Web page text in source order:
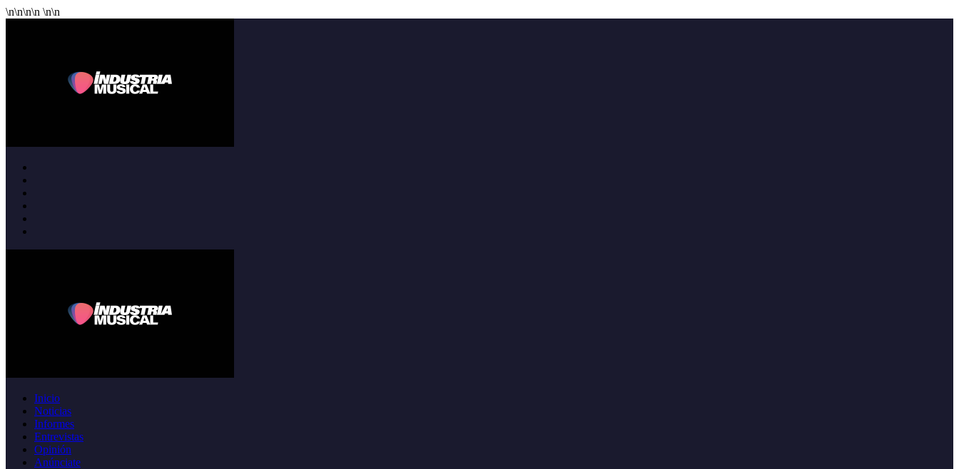
\n\n\n\n \n\n
Inicio
Noticias
Informes
Entrevistas
Opinión
Anúnciate